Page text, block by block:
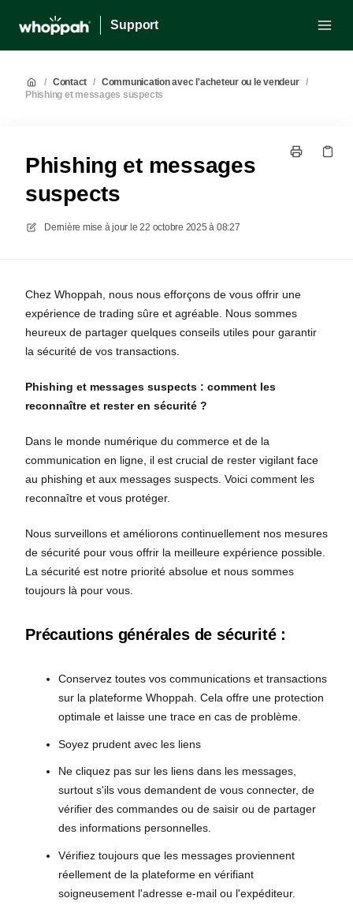
Support
/ Contact / Communication avec l'acheteur ou le vendeur
/
Phishing et messages suspects
Phishing et messages
suspects
Dernière mise à jour le 22 octobre 2025 à 08:27
Chez Whoppah, nous nous efforçons de vous offrir une
expérience de trading sûre et agréable. Nous sommes
heureux de partager quelques conseils utiles pour garantir
la sécurité de vos transactions.
Phishing et messages suspects : comment les
reconnaître et rester en sécurité ?
Dans le monde numérique du commerce et de la
communication en ligne, il est crucial de rester vigilant face
au phishing et aux messages suspects. Voici comment les
reconnaître et vous protéger.
Nous surveillons et améliorons continuellement nos mesures
de sécurité pour vous offrir la meilleure expérience possible.
La sécurité est notre priorité absolue et nous sommes
toujours là pour vous.
Précautions générales de sécurité :
Conservez toutes vos communications et transactions
sur la plateforme Whoppah. Cela offre une protection
optimale et laisse une trace en cas de problème.
Soyez prudent avec les liens
Ne cliquez pas sur les liens dans les messages,
surtout s'ils vous demandent de vous connecter, de
vérifier des commandes ou de saisir ou de partager
des informations personnelles.
Vérifiez toujours que les messages proviennent
réellement de la plateforme en vérifiant
soigneusement l'adresse e-mail ou l'expéditeur.